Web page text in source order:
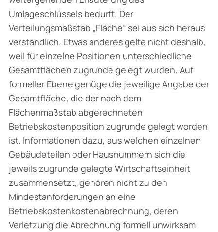
Umlageschlüssels bedurft. Der
Verteilungsmaßstab „Fläche“ sei aus sich heraus
verständlich. Etwas anderes gelte nicht deshalb,
weil für einzelne Positionen unterschiedliche
Gesamtflächen zugrunde gelegt wurden. Auf
formeller Ebene genüge die jeweilige Angabe der
Gesamtfläche, die der nach dem
Flächenmaßstab abgerechneten
Betriebskostenposition zugrunde gelegt worden
ist. Informationen dazu, aus welchen einzelnen
Gebäudeteilen oder Hausnummern sich die
jeweils zugrunde gelegte Wirtschaftseinheit
zusammensetzt, gehören nicht zu den
Mindestanforde­rungen an eine
Betriebskostenkostenabrechnung, deren
Verletzung die Abrechnung formell unwirksam